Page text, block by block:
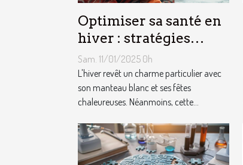
Optimiser sa santé en
hiver : stratégies
naturelles de
prévention et
maintenance
Sam. 11/01/2025 0h
L'hiver revêt un charme particulier avec
son manteau blanc et ses fêtes
chaleureuses. Néanmoins, cette...